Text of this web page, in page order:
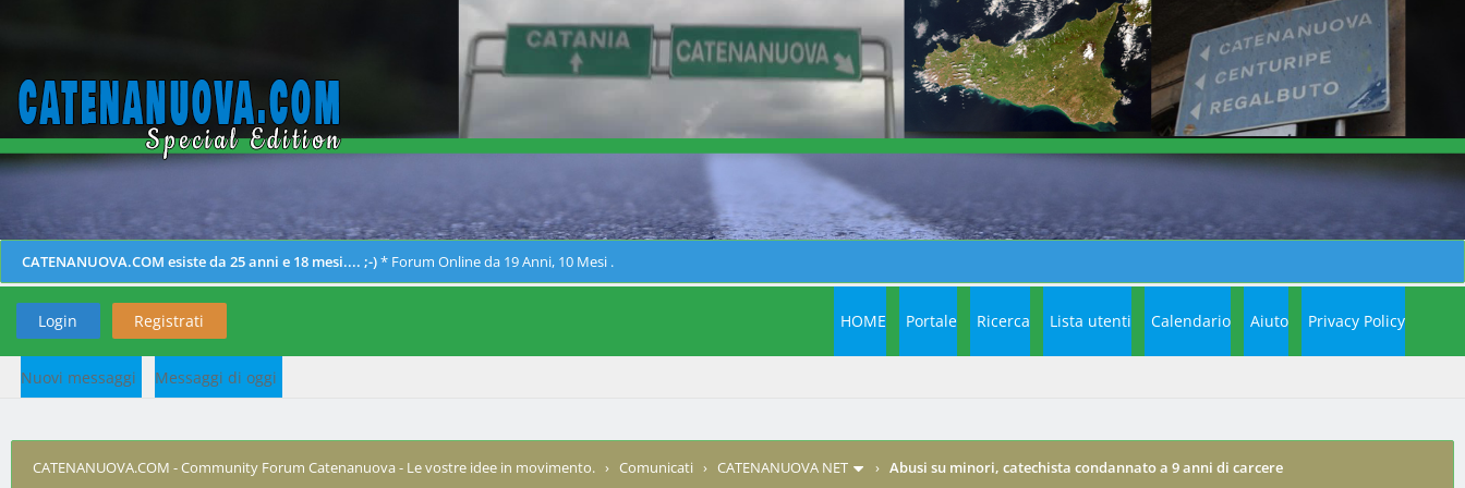
CATENANUOVA.COM esiste da 25 anni e 18 mesi.... ;-)* Forum Online da 19 Anni, 10 Mesi .
Login Registrati HOME Portale Ricerca Lista utenti Calendario Aiuto Privacy Policy
Nuovi messaggi Messaggi di oggi
CATENANUOVA.COM - Community Forum Catenanuova - Le vostre idee in movimento. › Comunicati › CATENANUOVA NET › Abusi su minori, catechista condannato a 9 anni di carcere